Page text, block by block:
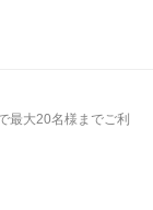
最大20名様までご利